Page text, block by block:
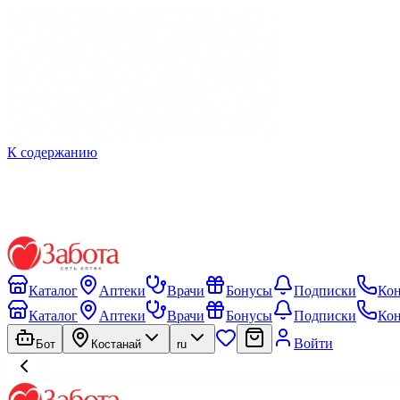
К содержанию
Каталог Аптеки Врачи Бонусы Подписки
Каталог
Аптеки Врачи Бонусы Подписки
Бот Костанай ru Войти